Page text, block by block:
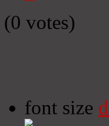
(0 votes)
font size